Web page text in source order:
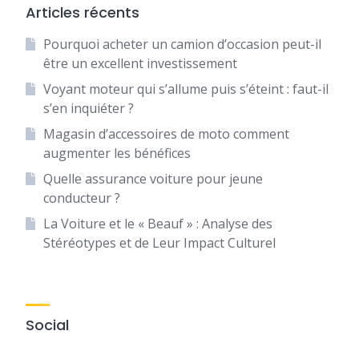
Articles récents
Pourquoi acheter un camion d’occasion peut-il
être un excellent investissement
Voyant moteur qui s’allume puis s’éteint : faut-il
s’en inquiéter ?
Magasin d’accessoires de moto comment
augmenter les bénéfices
Quelle assurance voiture pour jeune
conducteur ?
La Voiture et le « Beauf » : Analyse des
Stéréotypes et de Leur Impact Culturel
Social